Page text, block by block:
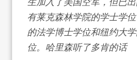
有莱克森林学院的学士学
的法学博士学位和纽约大
位。哈里森听了多肯的话